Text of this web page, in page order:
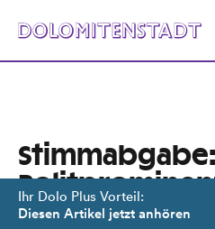
Ihr Dolo Plus Vorteil:
Diesen Artikel jetzt anhören
Stimmabgabe:
Vormittag